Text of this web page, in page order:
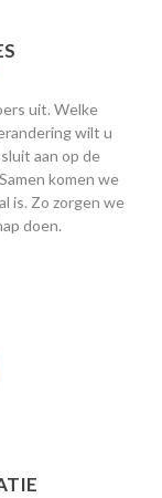
uit. Welke
wilt u
aan op de
komen we
is. Zo zorgen we
doen.